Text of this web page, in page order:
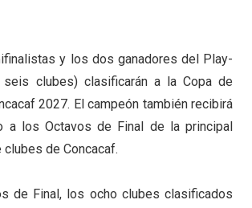
y los dos ganadores del Play-
clubes) clasificarán a la Copa de
2027. El campeón también recibirá
a los Octavos de Final de la principal
de Concacaf.
de Final, los ocho clubes clasificados